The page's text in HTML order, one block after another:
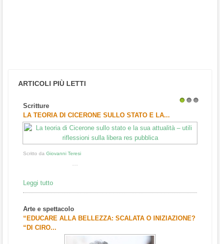
ARTICOLI PIÙ LETTI
Scritture
LA TEORIA DI CICERONE SULLO STATO E LA...
Scritto da Giovanni Teresi
...
Leggi tutto
Arte e spettacolo
“EDUCARE ALLA BELLEZZA: SCALATA O INIZIAZIONE?
“DI CIRO...